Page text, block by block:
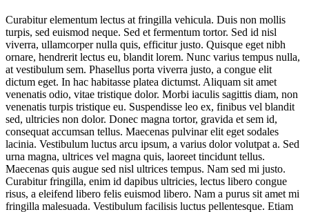
Curabitur elementum lectus at fringilla vehicula. Duis non mollis
turpis, sed euismod neque. Sed et fermentum tortor. Sed id nisl
viverra, ullamcorper nulla quis, efficitur justo. Quisque eget nibh
ornare, hendrerit lectus eu, blandit lorem. Nunc varius tempus nulla,
at vestibulum sem. Phasellus porta viverra justo, a congue elit
dictum eget. In hac habitasse platea dictumst. Aliquam sit amet
venenatis odio, vitae tristique dolor. Morbi iaculis sagittis diam, non
venenatis turpis tristique eu. Suspendisse leo ex, finibus vel blandit
sed, ultricies non dolor. Donec magna tortor, gravida et sem id,
consequat accumsan tellus. Maecenas pulvinar elit eget sodales
lacinia. Vestibulum luctus arcu ipsum, a varius dolor volutpat a. Sed
urna magna, ultrices vel magna quis, laoreet tincidunt tellus.
Maecenas quis augue sed nisl ultrices tempus. Nam sed mi justo.
Curabitur fringilla, enim id dapibus ultricies, lectus libero congue
risus, a eleifend libero felis euismod libero. Nam a purus sit amet mi
fringilla malesuada. Vestibulum facilisis luctus pellentesque. Etiam